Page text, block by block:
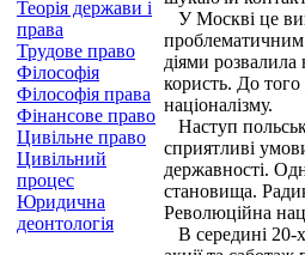
Теорія держави і
права
Трудове право
Філософія
Філософія права
Фінансове право
Цивільне право
Цивільний
процес
Юридична
деонтологія
У Москві це
діями
користь. До того
націоналізму.
Наступ
сприятливі
державності.
становища.
Революційна
В середині 20-х